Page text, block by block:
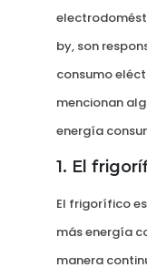
by, son
consumo
mencionan
energía
1. El
El frigorífico
más energía
manera